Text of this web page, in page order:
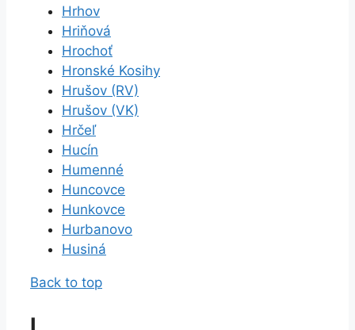
Hrhov
Hriňová
Hrochoť
Hronské Kosihy
Hrušov (RV)
Hrušov (VK)
Hrčeľ
Hucín
Humenné
Huncovce
Hunkovce
Hurbanovo
Husiná
Back to top